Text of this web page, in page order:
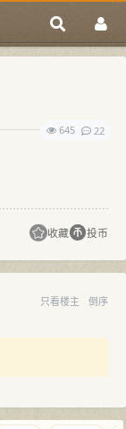
645
22
收藏 投币
只看楼主 倒序